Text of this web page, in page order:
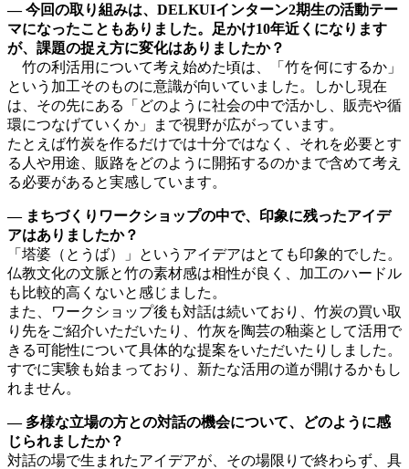
― 今回の取り組みは、DELKUIインターン2期生の活動テー
マになったこともありました。足かけ10年近くになります
が、課題の捉え方に変化はありましたか？
竹の利活用について考え始めた頃は、「竹を何にするか」
という加工そのものに意識が向いていました。しかし現在
は、その先にある「どのように社会の中で活かし、販売や循
環につなげていくか」まで視野が広がっています。
たとえば竹炭を作るだけでは十分ではなく、それを必要とす
る人や用途、販路をどのように開拓するのかまで含めて考え
る必要があると実感しています。
― まちづくりワークショップの中で、印象に残ったアイデ
アはありましたか？
「塔婆（とうば）」というアイデアはとても印象的でした。
仏教文化の文脈と竹の素材感は相性が良く、加工のハードル
も比較的高くないと感じました。
また、ワークショップ後も対話は続いており、竹炭の買い取
り先をご紹介いただいたり、竹灰を陶芸の釉薬として活用で
きる可能性について具体的な提案をいただいたりしました。
すでに実験も始まっており、新たな活用の道が開けるかもし
れません。
― 多様な立場の方との対話の機会について、どのように感
じられましたか？
対話の場で生まれたアイデアが、その場限りで終わらず、具